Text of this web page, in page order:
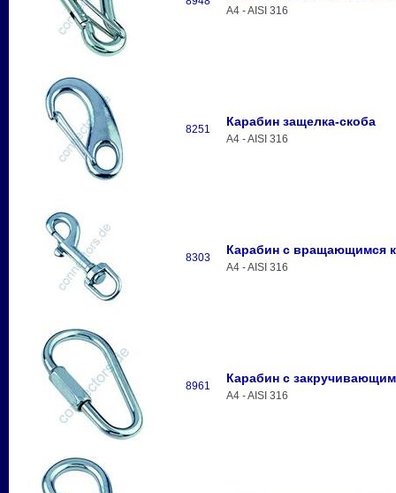
A4 - AISI 316
8251
Карабин защелка-скоба
A4 - AISI 316
8303
Карабин с вращающимся
A4 - AISI 316
8961
Карабин с
A4 - AISI 316